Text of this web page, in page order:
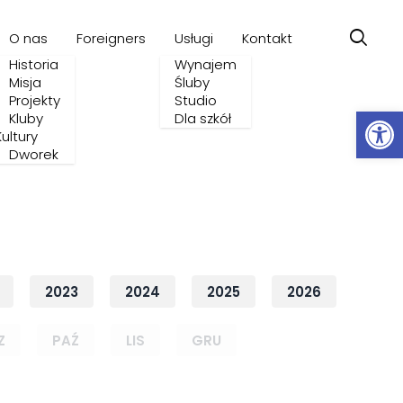
O nas
Historia
Misja
Projekty
Kluby
Dworek
Foreigners
Usługi
Wynajem
Śluby
Studio
Dla szkół
Kontakt
2023 2024 2025 2026
PAŹ LIS GRU